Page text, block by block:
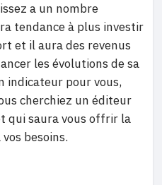
a un nombre
tendance à plus investir
et il aura des revenus
les évolutions de sa
indicateur pour vous,
cherchiez un éditeur
qui saura vous offrir la
besoins.